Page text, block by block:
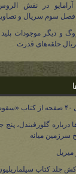
آرامایو در نقش
سوم سریال و تصاویر
و دیگر موجودات
حلقه‌های قدرت
درباره گلورفیندل، پنج
میریل
جلد کتاب